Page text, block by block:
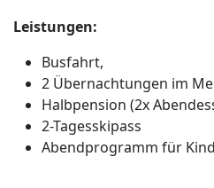
Leistungen:
Busfahrt,
2 Übernachtungen im
Halbpension (2x
2-Tagesskipass
Abendprogramm für